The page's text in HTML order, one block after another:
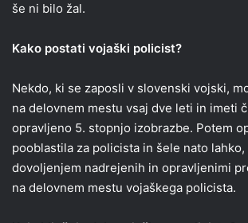
še ni bilo žal.
Kako postati vojaški policist?
Nekdo, ki se zaposli v slovenski vojski,
na delovnem mestu vsaj dve leti in imeti
opravljeno 5. stopnjo izobrazbe. Potem
pooblastila za policista in šele nato lahko,
dovoljenjem nadrejenih in opravljenimi
na delovnem mestu vojaškega policista.